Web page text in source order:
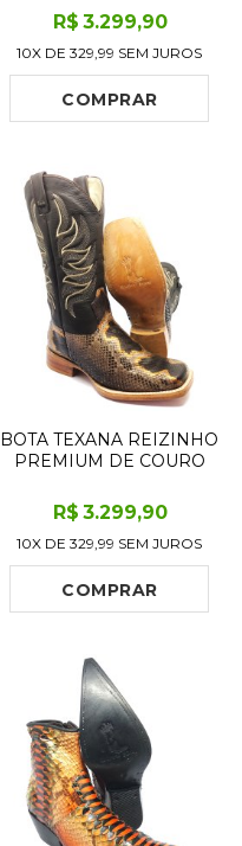
PYTHON BLACK SALMON
LIMITED EDITION - CANO
CURTO, BICO FINO -
SOLADO DE COURO
ARTESANAL
R$ 3.299,90
10X DE329,99 SEM JUROS
COMPRAR
BOTA TEXANA REIZINHO
PREMIUM DE COURO
PYTHON BROWN
CRAFTS LIMITED
EDITION - CANO ALTO,
BICO QUADRADO -
SOLADO DE COURO
ARTESANAL
R$ 3.299,90
10X DE329,99 SEM JUROS
COMPRAR